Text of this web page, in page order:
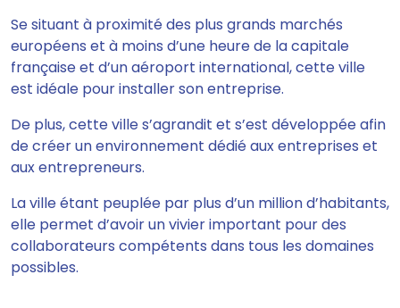
Se situant à proximité des plus grands marchés
européens et à moins d’une heure de la capitale
française et d’un aéroport international, cette ville
est idéale pour installer son entreprise.
De plus, cette ville s’agrandit et s’est développée afin
de créer un environnement dédié aux entreprises et
aux entrepreneurs.
La ville étant peuplée par plus d’un million d’habitants,
elle permet d’avoir un vivier important pour des
collaborateurs compétents dans tous les domaines
possibles.